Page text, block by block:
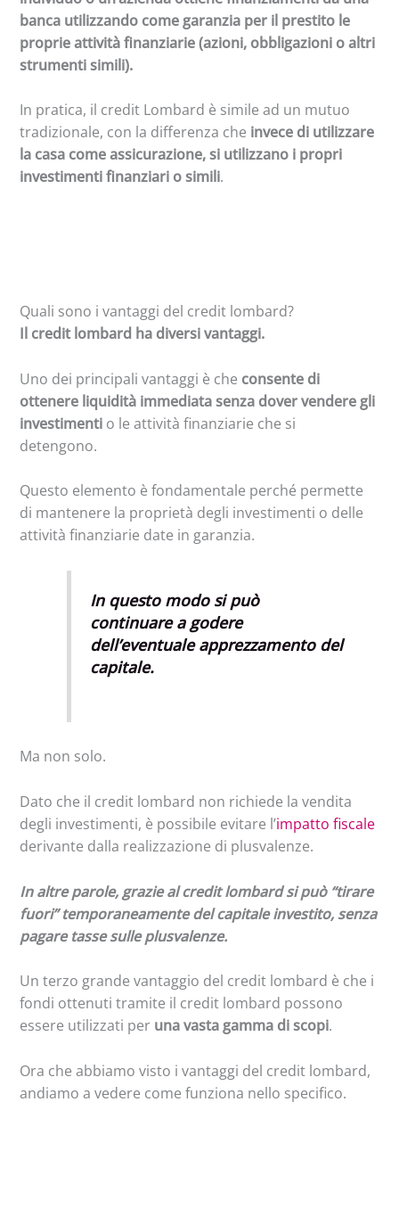
banca utilizzando come garanzia per il prestito le
proprie attività finanziarie (azioni, obbligazioni o altri
strumenti simili).
In pratica, il credit Lombard è simile ad un mutuo
tradizionale, con la differenza che invece di utilizzare
la casa come assicurazione, si utilizzano i propri
investimenti finanziari o simili.
Quali sono i vantaggi del credit lombard?
Il credit lombard ha diversi vantaggi.
Uno dei principali vantaggi è che consente di
ottenere liquidità immediata senza dover vendere gli
investimenti o le attività finanziarie che si
detengono.
Questo elemento è fondamentale perché permette
di mantenere la proprietà degli investimenti o delle
attività finanziarie date in garanzia.
In questo modo si può
continuare a godere
dell’eventuale apprezzamento del
capitale.
Ma non solo.
Dato che il credit lombard non richiede la vendita
degli investimenti, è possibile evitare l’impatto fiscale
derivante dalla realizzazione di plusvalenze.
In altre parole, grazie al credit lombard si può “tirare
fuori” temporaneamente del capitale investito, senza
pagare tasse sulle plusvalenze.
Un terzo grande vantaggio del credit lombard è che i
fondi ottenuti tramite il credit lombard possono
essere utilizzati per una vasta gamma di scopi.
Ora che abbiamo visto i vantaggi del credit lombard,
andiamo a vedere come funziona nello specifico.